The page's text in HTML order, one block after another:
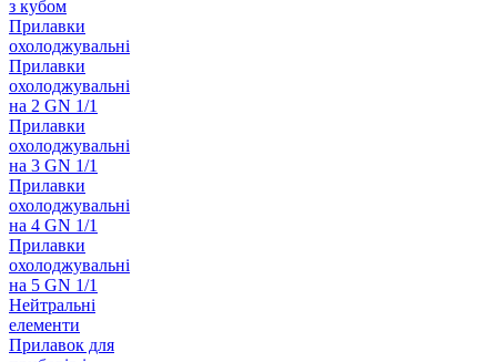
з кубом
Прилавки
охолоджувальні
Прилавки
охолоджувальні
на 2 GN 1/1
Прилавки
охолоджувальні
на 3 GN 1/1
Прилавки
охолоджувальні
на 4 GN 1/1
Прилавки
охолоджувальні
на 5 GN 1/1
Нейтральні
елементи
Прилавок для